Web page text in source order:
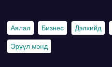
Аялал Бизнес Дэлхийд
Эрүүл мэнд